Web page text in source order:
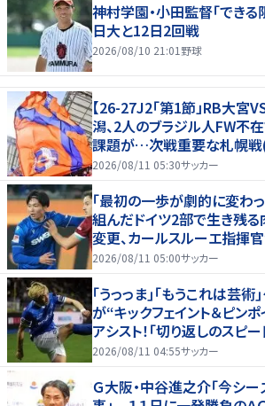
神村学園・小田監督「でき
日大と12日2回戦
2026/08/10 21:01 野球
【26-27J2「第1節」RB大宮
潟、2人のブラジル人FW不
課題が…次戦重要な札幌
2026/08/11 05:30サッカー
｢最初の一歩が劇的に変わ
組んだドイツ2部で生き残
変更、カールスルーエ指揮
2026/08/11 05:00サッカー
｢うっっま｣｢もうこれは芸
が“キックフェイント＆ピン
アシスト！｢切り返しのスピ
グってる｣
2026/08/11 04:55サッカー
Ｇ大阪・中谷進之介「今シ